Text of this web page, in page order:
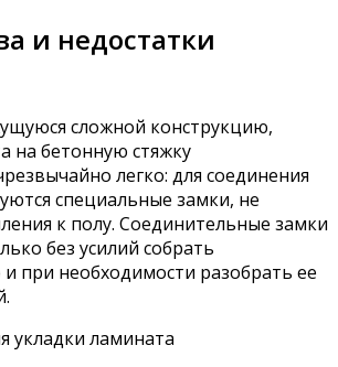
и недостатки
сложной конструкцию,
на бетонную стяжку
легко: для соединения
специальные замки, не
к полу. Соединительные замки
без усилий собрать
при необходимости разобрать ее